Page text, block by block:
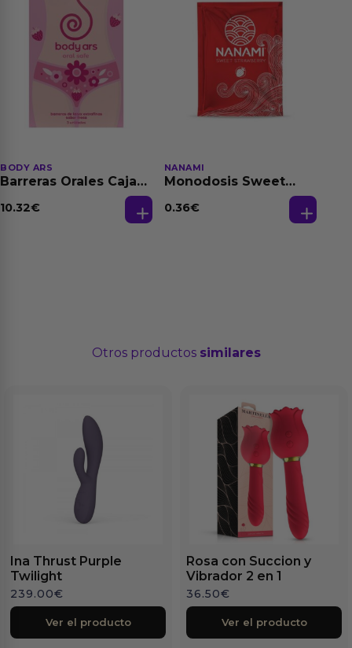
BODY ARS
Barreras Orales Caja
10.32€
NANAMI
Monodosis Sweet
Base Agua 4 ml
0.36€
Otros productos similares
Ina Thrust Purple
Twilight
239.00€
Ver el producto
Rosa con Succion y
Vibrador 2 en 1
36.50€
Ver el producto